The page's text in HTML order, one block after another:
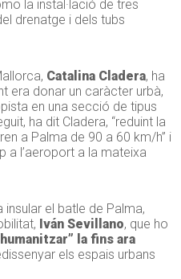
la instal·lació de tres
drenatge i dels tubs
Catalina Cladera, ha
era donar un caràcter urbà,
en una secció de tipus
ha dit Cladera, “reduint la
a Palma de 90 a 60 km/h” i
a l’aeroport a la mateixa
el batle de Palma,
Iván Sevillano, que ho
la fins ara
els espais urbans